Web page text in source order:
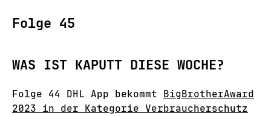
Folge 45
WAS IST KAPUTT DIESE WOCHE?
Folge 44 DHL App bekommt BigBrotherAward
2023 in der Kategorie Verbraucherschutz